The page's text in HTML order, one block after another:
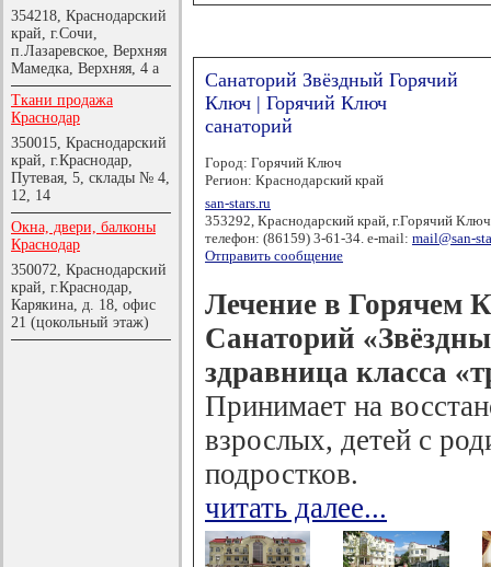
354218, Краснодарский
край, г.Сочи,
п.Лазаревское, Верхняя
Мамедка, Верхняя, 4 а
Ткани продажа
Краснодар
350015, Краснодарский
край, г.Краснодар,
Путевая, 5, склады № 4,
12, 14
Окна, двери, балконы
Краснодар
350072, Краснодарский
край, г.Краснодар,
Карякина, д. 18, офис
21 (цокольный этаж)
Санаторий Звёздный Горячий
Ключ | Горячий Ключ
санаторий
Город: Горячий Ключ
Регион: Краснодарский край
san-stars.ru
353292, Краснодарский край, г.Горячий
телефон: (86159) 3-61-34. e-mail: mail@san-
Отправить сообщение
Лечение в Горячем
Санаторий
здравница класса
Принимает на
взрослых, детей с
подростков.
читать далее...